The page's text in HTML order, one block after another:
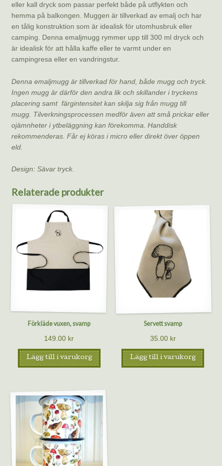
eller kall dryck som passar perfekt både på utflykten och
hemma på balkongen. Muggen är tillverkad av emalj och har
en tålig konstruktion som är idealisk för utomhusbruk eller
camping. Denna emaljmugg rymmer upp till 300 ml dryck och
är idealisk för att hålla kaffe eller te varmt under en
campingresa eller en vandringstur.
Denna emaljmugg är tillverkad för hand, både mugg och tryck.
Ingen mugg är därför den andra lik och skillander i tryckens
placering samt färgintensitet kan skilja sig från mugg till
mugg. Tilverkningsprocessen medför även att små prickar eller
ojämnheter i ytbeläggning kan förekomma. Handdisk
rekommenderas. Får ej köras i micro eller direkt över öppen
eld.
Design: Sävar tryck.
Relaterade produkter
Förkläde vuxen, svamp
149.00 kr
Lägg till i varukorg
Servett svamp
35.00 kr
Lägg till i varukorg